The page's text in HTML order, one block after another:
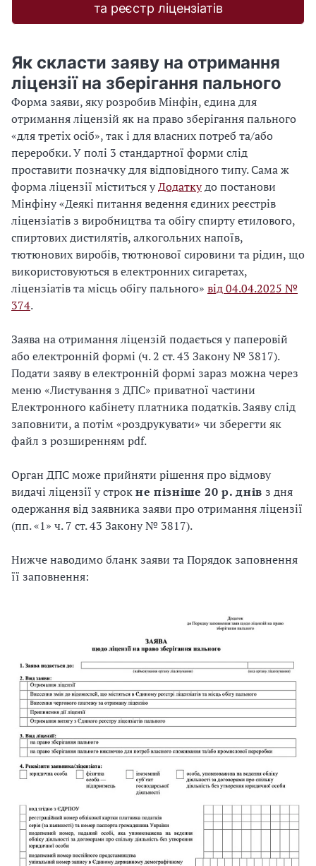
та реєстр ліцензіатів
Як скласти заяву на отримання
ліцензії на зберігання пального
Форма заяви, яку розробив Мінфін, єдина для
отримання ліцензій як на право зберігання пального
«для третіх осіб», так і для власних потреб та/або
переробки. У полі 3 стандартної форми слід
проставити позначку для відповідного типу. Сама ж
форма ліцензії міститься уДодаткудо постанови
Мінфіну «Деякі питання ведення єдиних реєстрів
ліцензіатів з виробництва та обігу спирту етилового,
спиртових дистилятів, алкогольних напоїв,
тютюнових виробів, тютюнової сировини та рідин, що
використовуються в електронних сигаретах,
ліцензіатів та місць обігу пального» від 04.04.2025 №
374.
Заява на отримання ліцензій подається у паперовій
або електронній формі (ч. 2 ст. 43 Закону № 3817).
Подати заяву в електронній формі зараз можна через
меню «Листування з ДПС» приватної частини
Електронного кабінету платника податків. Заяву слід
заповнити, а потім «роздрукувати» чи зберегти як
файл з розширенням pdf.
Орган ДПС може прийняти рішення про відмову
видачі ліцензії у строкне пізніше 20 р. днів з дня
одержання від заявника заяви про отримання ліцензії
(пп. «1» ч. 7 ст. 43 Закону № 3817).
Нижче наводимо бланк заяви та Порядок заповнення
її заповнення: